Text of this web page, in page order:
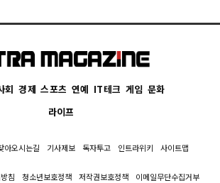
회 경제 스포츠 연예 IT테크 게임 문화
라이프
아오시는길 기사제보 독자투고 인트라위키 사이트맵
침 청소년보호정책 저작권보호정책 이메일무단수집거부